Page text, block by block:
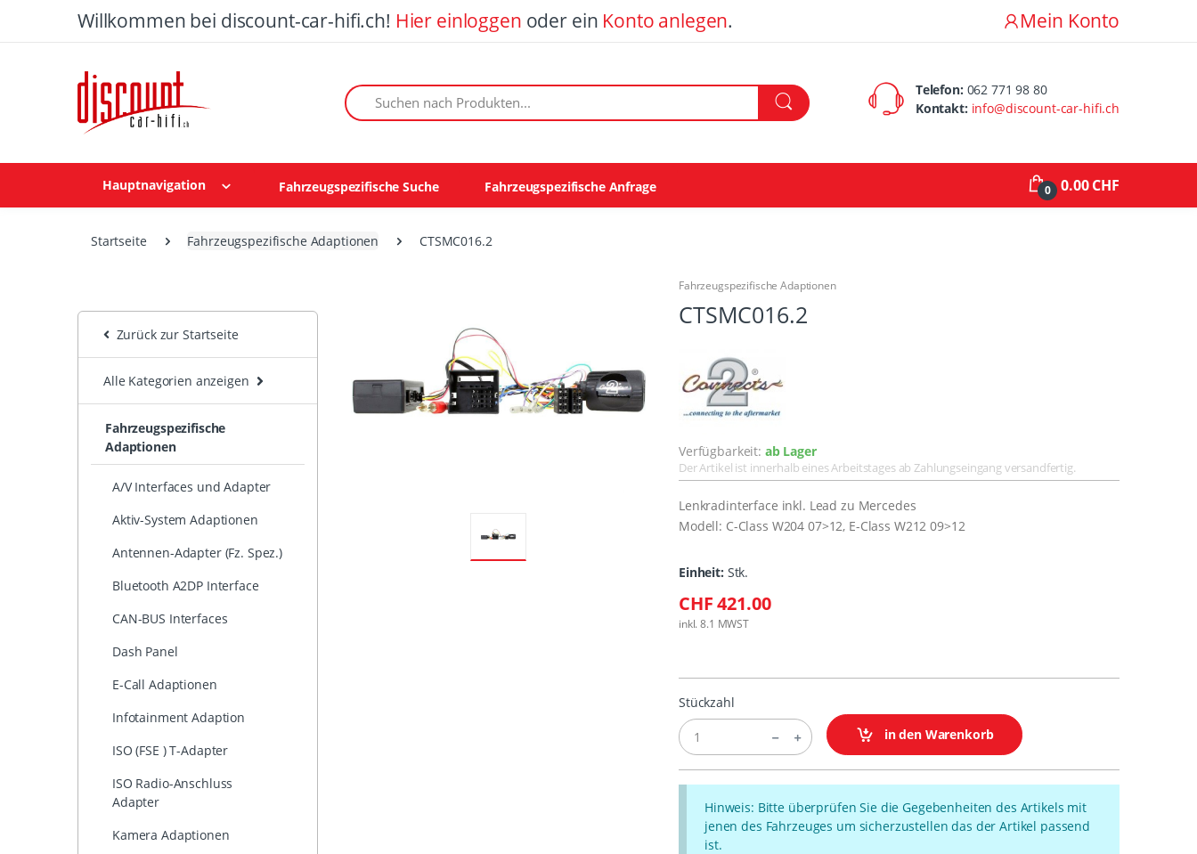
Willkommen bei discount-car-hifi.ch! Hier einloggen oder ein Konto anlegen. Mein Konto
Suchen nach Produkten: Telefon: 062 771 98 80
Kontakt: info@discount-car-hifi.ch
Hauptnavigation Fahrzeugspezifische Suche Fahrzeugspezifische Anfrage 0 0.00 CHF
Startseite Fahrzeugspezifische Adaptionen CTSMC016.2
Zurück zur Startseite
Alle Kategorien anzeigen
Fahrzeugspezifische
Adaptionen
A/V Interfaces und Adapter
Aktiv-System Adaptionen
Antennen-Adapter (Fz. Spez.)
Bluetooth A2DP Interface
CAN-BUS Interfaces
Dash Panel
E-Call Adaptionen
Infotainment Adaption
ISO (FSE ) T-Adapter
ISO Radio-Anschluss
Adapter
Kamera Adaptionen
Fahrzeugspezifische Adaptionen
CTSMC016.2
Verfügbarkeit: ab Lager
Der Artikel ist innerhalb eines Arbeitstages ab Zahlungseingang versandfertig.
Lenkradinterface inkl. Lead zu Mercedes
Modell: C-Class W204 07>12, E-Class W212 09>12
Einheit: Stk.
CHF 421.00
inkl. 8.1 MWST
Stückzahl
in den Warenkorb
Hinweis: Bitte überprüfen Sie die Gegebenheiten des Artikels mit
jenen des Fahrzeuges um sicherzustellen das der Artikel passend
ist.